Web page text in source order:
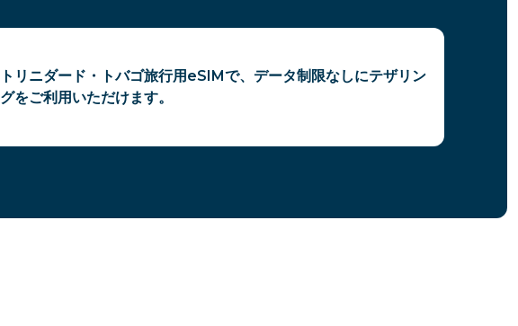
トリニダード・トバゴ旅行用eSIMで、データ制限なしにテザリン
グをご利用いただけます。